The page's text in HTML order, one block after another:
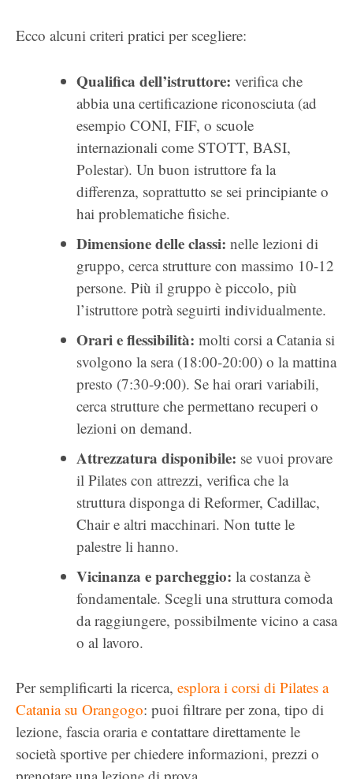
Ecco alcuni criteri pratici per scegliere:
Qualifica dell’istruttore: verifica che
abbia una certificazione riconosciuta (ad
esempio CONI, FIF, o scuole
internazionali come STOTT, BASI,
Polestar). Un buon istruttore fa la
differenza, soprattutto se sei principiante o
hai problematiche fisiche.
Dimensione delle classi: nelle lezioni di
gruppo, cerca strutture con massimo 10-12
persone. Più il gruppo è piccolo, più
l’istruttore potrà seguirti individualmente.
Orari e flessibilità: molti corsi a Catania si
svolgono la sera (18:00-20:00) o la mattina
presto (7:30-9:00). Se hai orari variabili,
cerca strutture che permettano recuperi o
lezioni on demand.
Attrezzatura disponibile: se vuoi provare
il Pilates con attrezzi, verifica che la
struttura disponga di Reformer, Cadillac,
Chair e altri macchinari. Non tutte le
palestre li hanno.
Vicinanza e parcheggio: la costanza è
fondamentale. Scegli una struttura comoda
da raggiungere, possibilmente vicino a casa
o al lavoro.
Per semplificarti la ricerca, esplora i corsi di Pilates a
Catania su Orangogo: puoi filtrare per zona, tipo di
lezione, fascia oraria e contattare direttamente le
società sportive per chiedere informazioni, prezzi o
prenotare una lezione di prova.